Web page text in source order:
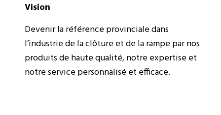
Vision
Devenir la référence provinciale dans
l’industrie de la clôture et de la rampe par nos
produits de haute qualité, notre expertise et
notre service personnalisé et efficace.